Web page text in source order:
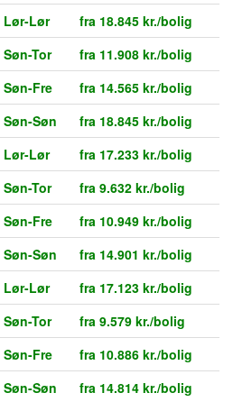
Lør-Lør
fra 18.845 kr./bolig
Søn-Tor
fra 11.908 kr./bolig
Søn-Fre
fra 14.565 kr./bolig
Søn-Søn
fra 18.845 kr./bolig
Lør-Lør
fra 17.233 kr./bolig
Søn-Tor
fra 9.632 kr./bolig
Søn-Fre
fra 10.949 kr./bolig
Søn-Søn
fra 14.901 kr./bolig
Lør-Lør
fra 17.123 kr./bolig
Søn-Tor
fra 9.579 kr./bolig
Søn-Fre
fra 10.886 kr./bolig
Søn-Søn fra 14.814 kr./bolig